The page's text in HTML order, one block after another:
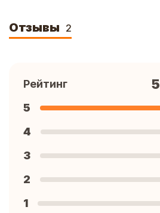
Отзывы 2
Рейтинг 5
5
4
3
2
1